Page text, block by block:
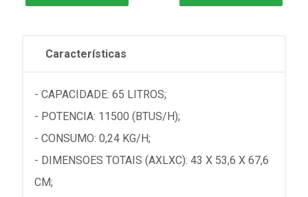
Características
- CAPACIDADE: 65 LITROS;
- POTENCIA: 11500 (BTUS/H);
- CONSUMO: 0,24 KG/H;
- DIMENSOES TOTAIS (AXLXC): 43 X 53,6 X 67,6
CM;